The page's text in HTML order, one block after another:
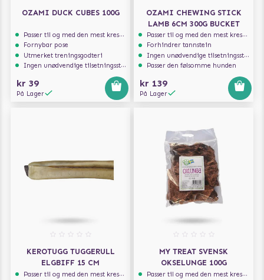
OZAMI DUCK CUBES 100G
Passer til og med den mest kresne hunden
Fornybar pose
Utmerket treningsgodteri
Ingen unødvendige tilsetningsstoffer
kr 39
På Lager
OZAMI CHEWING STICK
LAMB 6CM 300G BUCKET
Passer til og med den mest kresne hunden
Forhindrer tannstein
Ingen unødvendige tilsetningsstoffer
Passer den følsomme hunden
kr 139
På Lager
KEROTUGG TUGGERULL
ELGBIFF 15 CM
Passer til og med den mest kresne hunden
MY TREAT SVENSK
OKSELUNGE 100G
Passer til og med den mest kresne hunden